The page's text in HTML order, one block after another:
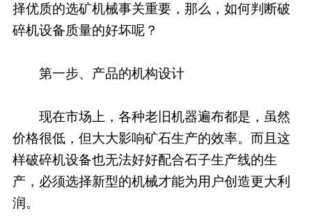
择优质的选矿机械事关重要，那么，如何判断破
碎机设备质量的好坏呢？
第一步、产品的机构设计
现在市场上，各种老旧机器遍布都是，虽然
价格很低，但大大影响矿石生产的效率。而且这
样破碎机设备也无法好好配合石子生产线的生
产，必须选择新型的机械才能为用户创造更大利
润。